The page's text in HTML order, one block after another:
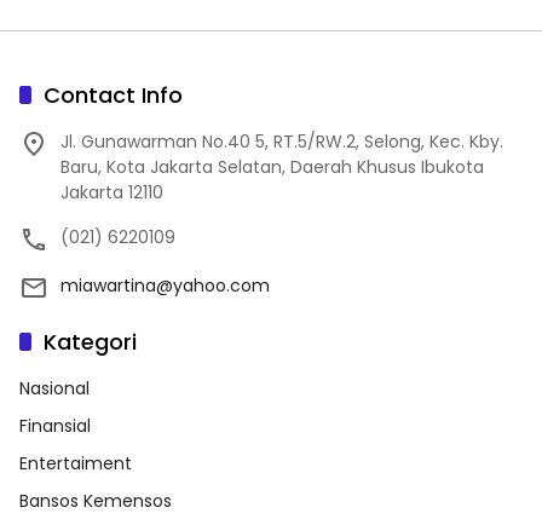
Contact Info
Jl. Gunawarman No.40 5, RT.5/RW.2, Selong, Kec. Kby.
Baru, Kota Jakarta Selatan, Daerah Khusus Ibukota
Jakarta 12110
(021) 6220109
miawartina@yahoo.com
Kategori
Nasional
Finansial
Entertaiment
Bansos Kemensos